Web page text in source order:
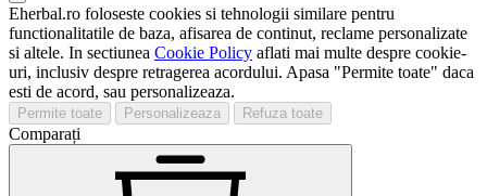
Eherbal.ro foloseste cookies si tehnologii similare pentru
functionalitatile de baza, afisarea de continut, reclame personalizate
si altele. In sectiunea Cookie Policy aflati mai multe despre cookie-
uri, inclusiv despre retragerea acordului. Apasa "Permite toate" daca
esti de acord, sau personalizeaza.
Permite toate Personalizeaza Refuza toate
Comparați